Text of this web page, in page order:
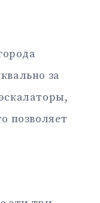
за
позволяет